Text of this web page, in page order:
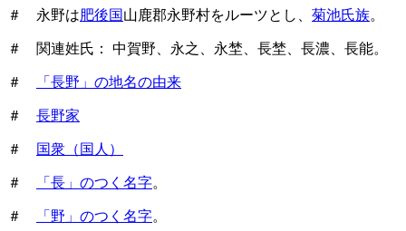
＃ 永野は肥後国山鹿郡永野村をルーツとし、 菊池氏族。
＃ 関連姓氏： 中賀野、永之、永埜、長埜、長濃、長能。
＃ 「長野」の地名の由来
＃ 長野家
＃ 国衆（国人）
＃ 「長」のつく名字。
＃ 「野」のつく名字。